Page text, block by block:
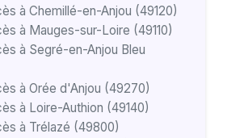
à Chemillé-en-Anjou (49120)
à Mauges-sur-Loire (49110)
à Segré-en-Anjou Bleu
à Orée d'Anjou (49270)
à Loire-Authion (49140)
à Trélazé (49800)